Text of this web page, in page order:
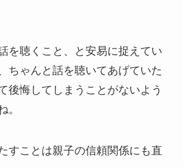
を聴くこと、と安易に捉えてい
ちゃんと話を聴いてあげていた
後悔してしまうことがないよう
。
すことは親子の信頼関係にも直